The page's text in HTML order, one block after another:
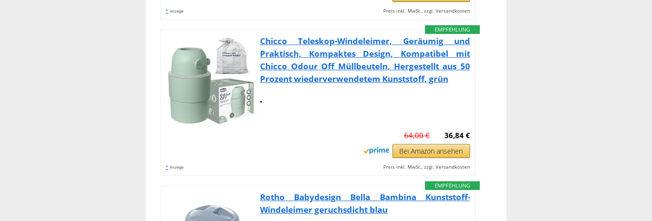
* Anzeige Preis inkl. MwSt., zzgl. Versandkosten
EMPFEHLUNG
Chicco Teleskop-Windeleimer, Geräumig und
Praktisch, Kompaktes Design, Kompatibel mit
Chicco Odour Off Müllbeuteln, Hergestellt aus 50
Prozent wiederverwendetem Kunststoff, grün
36,84 €
64,00 €
Bei Amazon ansehen
* Anzeige Preis inkl. MwSt., zzgl. Versandkosten
EMPFEHLUNG
Rotho Babydesign Bella Bambina Kunststoff-
Windeleimer geruchsdicht blau